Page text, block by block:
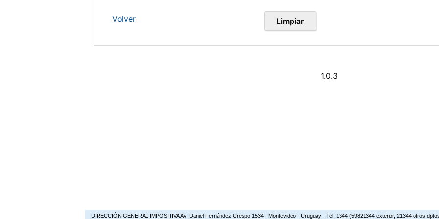
DIRECCIÓN GENERAL IMPOSITIVA Av. Daniel Fernández Crespo 1534 - Montevideo - Uruguay - Tel. 1344 (59821344 exterior, 21344 otros